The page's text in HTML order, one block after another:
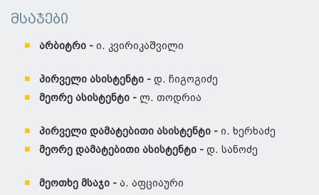
მსაჯები
არბიტრი - ი. კვირიკაშვილი
პირველი ასისტენტი - დ. ჩიგოგიძე
მეორე ასისტენტი - ლ. თოდრია
პირველი დამატებითი ასისტენტი - ი. ხერხაძე
მეორე დამატებითი ასისტენტი - დ. სანოძე
მეოთხე მსაჯი - ა. აფციაური